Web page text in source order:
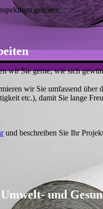
gehören:
wir Sie gerne, wie sich
wir Sie umfassend über
etc.), damit Sie lange
und beschreiben Sie Ihr
Umwelt- und